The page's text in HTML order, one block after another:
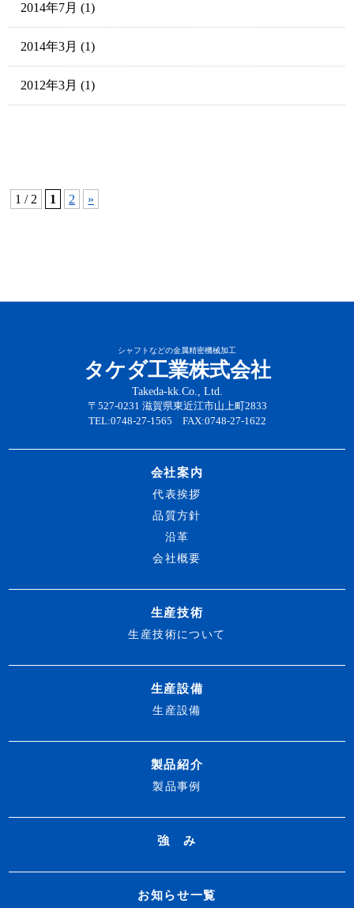
2014年7月 (1)
2014年3月 (1)
2012年3月 (1)
1 / 2 1 2 »
シャフトなどの金属精密機械加工
タケダ工業株式会社
Takeda-kk.Co., Ltd.
〒527-0231 滋賀県東近江市山上町2833
TEL:0748-27-1565 FAX:0748-27-1622
会社案内
代表挨拶
品質方針
沿革
会社概要
生産技術
生産技術について
生産設備
生産設備
製品紹介
製品事例
強 み
お知らせ一覧